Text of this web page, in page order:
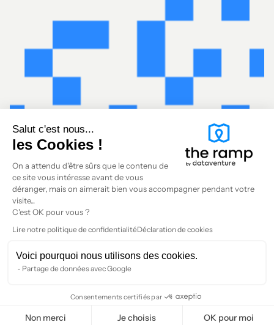
Salut c'est nous...
les Cookies !
On a attendu d'être sûrs que le contenu de
ce site vous intéresse avant de vous
déranger, mais on aimerait bien vous accompagner pendant votre
visite...
C'est OK pour vous ?
Lire notre politique de confidentialitéDéclaration de cookies
Voici pourquoi nous utilisons des cookies.
Partage de données avec Google
Consentements certifiés par
Non merci Je choisis OK pour moi